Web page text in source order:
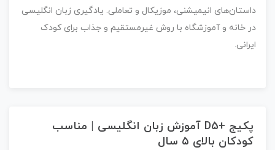
انیمیشنی، موزیکال و تعاملی. یادگیری زبان انگلیسی
خانه و آموزشگاه با روش غیرمستقیم و جذاب برای کودک
پکیج +D5 آموزش زبان انگلیسی | مناسب
کودکان بالای ۵ سال